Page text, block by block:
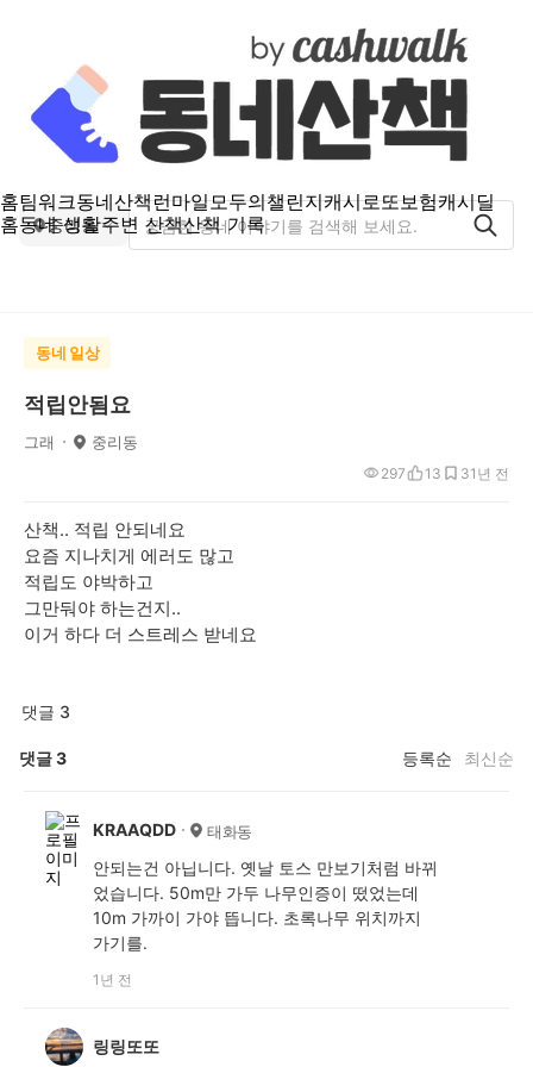
홈팀워크동네산책런마일모두의챌린지캐시로또보험캐시딜
홈동네 생활주변 산책산책 기록
중리동
동네 일상
적립안됨요
그래 중리동
1년 전
297 13 3
산책.. 적립 안되네요
요즘 지나치게 에러도 많고
적립도 야박하고
그만둬야 하는건지..
이거 하다 더 스트레스 받네요
댓글 3
댓글3 등록순 최신순
KRAAQDD 태화동
안되는건 아닙니다. 옛날 토스 만보기처럼 바뀌
었습니다. 50m만 가두 나무인증이 떴었는데
10m 가까이 가야 뜹니다. 초록나무 위치까지
가기를.
1년 전
링링또또